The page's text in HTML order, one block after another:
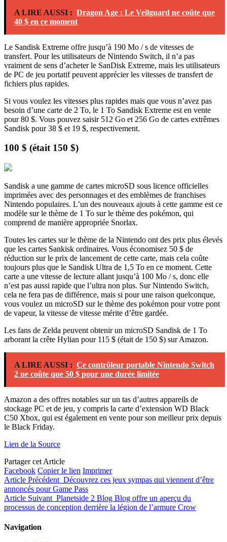
A LIRE AUSSI : Dragon Age : Le Veilguard ne coûte que
40 $ en ce moment
Le Sandisk Extreme offre jusqu’à 190 Mo / s de vitesses de
transfert. Pour les utilisateurs de Nintendo Switch, il n’a pas
vraiment de sens d’acheter le SanDisk Extreme, mais les utilisateurs
de PC de jeu portatif peuvent apprécier les vitesses de transfert de
fichiers plus rapides.
Si vous voulez les vitesses plus rapides mais que vous n’avez pas
besoin d’une carte de 2 To, le 1 To Sandisk Extreme est en vente
pour 80 $. Vous pouvez saisir 512 Go et 256 Go de cartes extrêmes
Sandisk pour 38 $ et 19 $, respectivement.
100 $ (était 150 $)
Sandisk a une gamme de cartes microSD sous licence officielles
imprimées avec des personnages et des emblèmes de franchises
Nintendo populaires. L’un des nouveaux ajouts à cette gamme est ce
modèle sur le thème de 1 To sur le thème des pokémon, qui
comprend de manière appropriée Snorlax.
Toutes les cartes sur le thème de la Nintendo ont des prix plus élevés
que les cartes Sankisk ordinaires. Vous économisez 50 $ de
réduction sur le prix de lancement de cette carte, mais cela coûte
toujours plus que le Sandisk Ultra de 1,5 To en ce moment. Cette
carte a une vitesse de lecture allant jusqu’à 100 Mo / s, donc elle
n’est pas aussi rapide que l’ultra non plus. Sur Nintendo Switch,
cela ne fera pas de différence, mais si pour une raison quelconque,
vous voulez un microSD sur le thème des pokémon pour votre pont
de vapeur, la vitesse de vitesse mérite d’être gardée.
Les fans de Zelda peuvent obtenir un microSD Sandisk de 1 To
arborant la crête Hylian pour 115 $ (était de 150 $) sur Amazon.
A LIRE AUSSI : Ce contrôleur portable Nintendo Switch
2 ne coûte que 50 $ pour une durée limitée
Amazon a des offres notables sur un tas d’autres appareils de
stockage PC et de jeu, y compris la carte d’extension WD Black
C50 Xbox, qui est également en vente pour son meilleur prix depuis
le Black Friday.
Lien de la Source
Partager cet Article
Facebook Copier le lien Imprimer
Article Précédent Découvrez ces jeux sympas qui viennent d’être
annoncés pour Game Pass
Article Suivant Planetside 2 Blog Blog offre un aperçu du
processus de conception derrière la légion de l’armure Crow
Navigation